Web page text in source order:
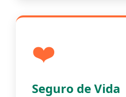
❤️
Seguro de Vida